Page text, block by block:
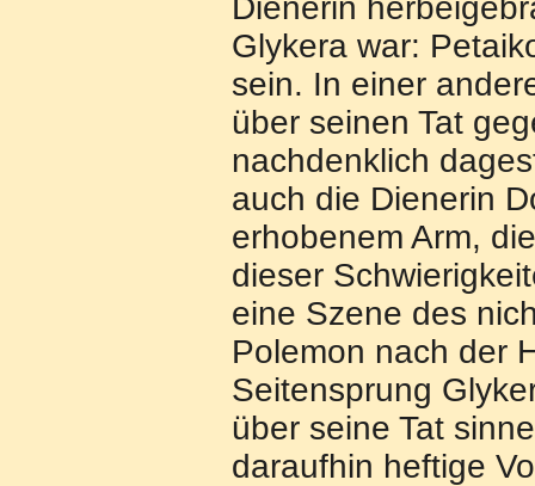
Dienerin
Glykera war:
sein. In einer
über seinen Tat
nachdenklich
auch die Dienerin
erhobenem Arm,
dieser
eine Szene des
Polemon nach der
Seitensprung
über seine Tat
daraufhin heftige